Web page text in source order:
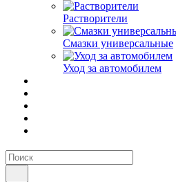
Растворители
Смазки универсальные
Уход за автомобилем